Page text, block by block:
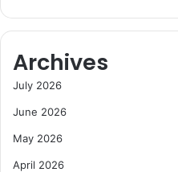
Archives
July 2026
June 2026
May 2026
April 2026